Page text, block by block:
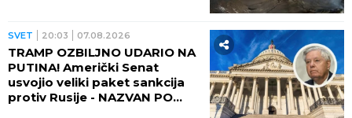
SVET 20:03 07.08.2026
TRAMP OZBILJNO UDARIO NA
PUTINA! Američki Senat
usvojio veliki paket sankcija
protiv Rusije - NAZVAN PO